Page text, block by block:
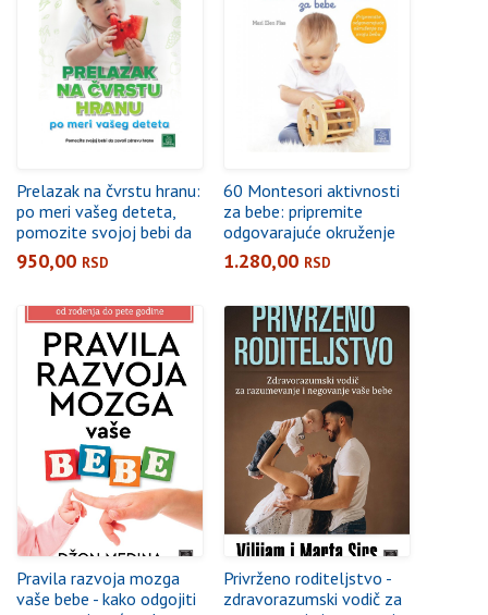
Prelazak na čvrstu hranu:
po meri vašeg deteta,
pomozite svojoj bebi da
zavoli zdravu hranu
950,00 RSD
60 Montesori aktivnosti
za bebe: pripremite
odgovarajuće okruženje
za svoju bebu i
podstaknite njenu
samostalno radi stvari
1.280,00 RSD
Pravila razvoja mozga
vaše bebe - kako odgojiti
Privrženo roditeljstvo -
zdravorazumski vodič za